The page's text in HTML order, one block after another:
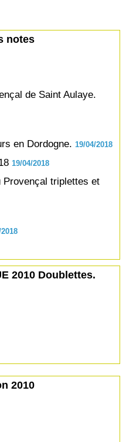
notes
de Saint Aulaye.
en Dordogne. 19/04/2018
19/04/2018
Provençal triplettes et
2010 Doublettes.
2010